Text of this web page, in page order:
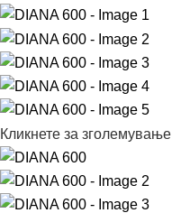
Кликнете за зголемување